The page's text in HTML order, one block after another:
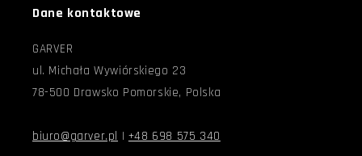
Dane kontaktowe
GARVER
ul. Michała Wywiórskiego 23
78-500 Drawsko Pomorskie, Polska
biuro@garver.pl | +48 698 575 340